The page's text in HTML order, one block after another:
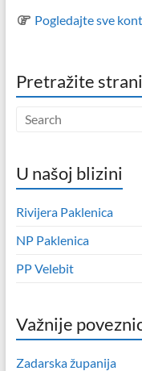
Pogledajte sve
Pretražite
U našoj blizini
Rivijera Paklenica
NP Paklenica
PP Velebit
Važnije
Zadarska županija